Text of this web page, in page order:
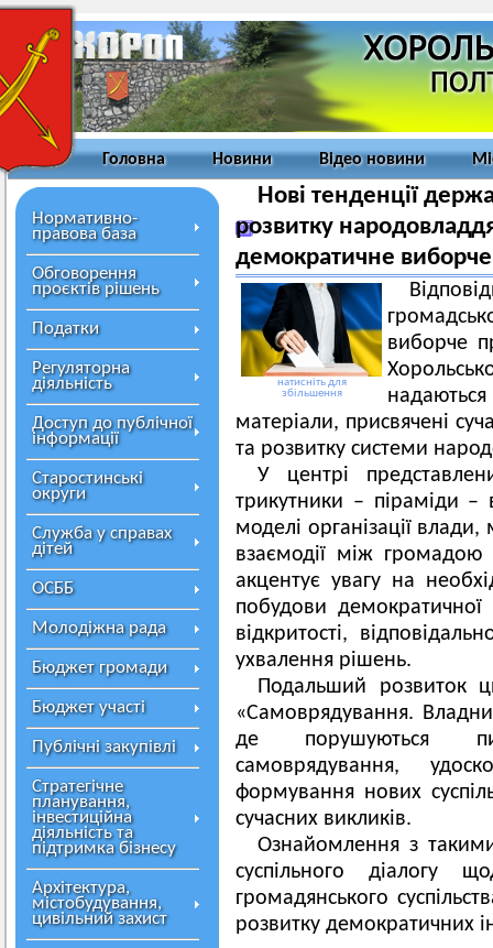
Головна Новини Відео новини
Нормативно-
правова база
Обговорення
проєктів рішень
Податки
Регуляторна
діяльність
Доступ до публічної
інформації
Старостинські
округи
Служба у справах
дітей
ОСББ
Молодіжна рада
Бюджет громади
Бюджет участі
Публічні закупівлі
Стратегічне
планування,
інвестиційна
діяльність та
підтримка бізнесу
Архітектура,
містобудування,
цивільний захист
Нові тенденції
розвитку
демократичне
натисніть для
збільшення
виборче
матеріали, присвячені
та розвитку системи
У центрі
трикутники – піраміди –
моделі організації влади,
взаємодії між громадою
акцентує увагу на
побудови
відкритості,
ухвалення рішень.
Подальший розвиток
«Самоврядування.
де порушуються
самоврядування,
формування нових
сучасних викликів.
Ознайомлення з
суспільного діалогу
громадянського
розвитку демократичних